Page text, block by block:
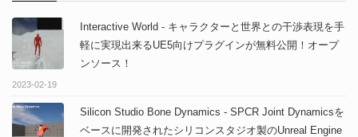
Interactive World - キャラクターと世界との干渉表現を手
軽に実現出来るUE5向けプラグインが無料公開！オープ
ンソース！
2023-02-19
Silicon Studio Bone Dynamics - SPCR Joint Dynamicsを
ベースに開発されたシリコンスタジオ製のUnreal Engine